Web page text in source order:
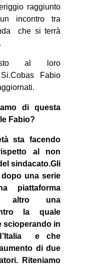
in
tw
ms
SEARCH
raggiunto
incontro tra
che si terrà
al loro
Fabio
di questa
Fabio?
sta facendo
al non
sindacato.Gli
una serie
piattaforma
altro una
la quale
scioperando in
e che
di due
Riteniamo